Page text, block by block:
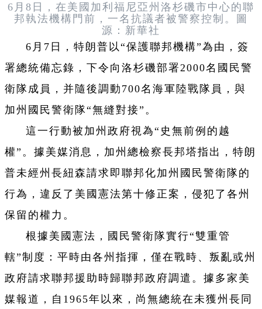
6月8日，在美國加利福尼亞州洛杉磯市中心的聯
邦執法機構門前，一名抗議者被警察控制。圖
源：新華社
6月7日，特朗普以“保護聯邦機構”為由，簽
署總統備忘錄，下令向洛杉磯部署2000名國民警
衛隊成員，并隨後調動700名海軍陸戰隊員，與
加州國民警衛隊“無縫對接”。
這一行動被加州政府視為“史無前例的越
權”。據美媒消息，加州總檢察長邦塔指出，特朗
普未經州長紐森請求即聯邦化加州國民警衛隊的
行為，違反了美國憲法第十修正案，侵犯了各州
保留的權力。
根據美國憲法，國民警衛隊實行“雙重管
轄”制度：平時由各州指揮，僅在戰時、叛亂或州
政府請求聯邦援助時歸聯邦政府調遣。據多家美
媒報道，自1965年以來，尚無總統在未獲州長同